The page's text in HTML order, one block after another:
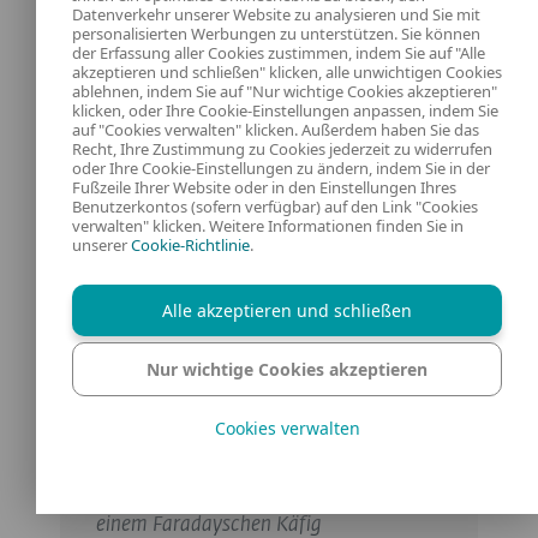
Einfahrten zu stehlen, während sich der
Schlüsselanhänger im Haus des Besitzers
befand.
Im Fall einer organisierten
Verbrechergruppe, die imJahr 2024in
Südenglandoperierte, bedeutete dies,
dass in acht Monaten 40 Autos im Wert
von 500.000 Pfund gestohlen wurden.
und Startsystem für Ihr Auto haben, das
mit einem kabellosen Schlüsselanhänger
einem Faradayschen Käfig
Datenverkehr unserer Website zu analysieren und Sie mit
personalisierten Werbungen zu unterstützen. Sie können
der Erfassung aller Cookies zustimmen, indem Sie auf "Alle
akzeptieren und schließen" klicken, alle unwichtigen Cookies
ablehnen, indem Sie auf "Nur wichtige Cookies akzeptieren"
klicken, oder Ihre Cookie-Einstellungen anpassen, indem Sie
auf "Cookies verwalten" klicken. Außerdem haben Sie das
Recht, Ihre Zustimmung zu Cookies jederzeit zu widerrufen
oder Ihre Cookie-Einstellungen zu ändern, indem Sie in der
Fußzeile Ihrer Website oder in den Einstellungen Ihres
Benutzerkontos (sofern verfügbar) auf den Link "Cookies
verwalten" klicken. Weitere Informationen finden Sie in
unsererCookie-Richtlinie.
Alle akzeptieren und schließen
Nur wichtige Cookies akzeptieren
Cookies verwalten